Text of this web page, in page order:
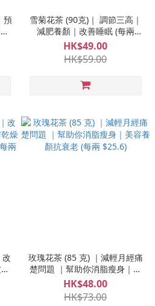
預
雪菊花茶 (90克)｜ 調節三高｜
減肥養顏｜改善睡眠 (每兩
$20.5)
HK$49.00
HK$59.00
玫瑰花茶 (85 克) ｜減輕月經痛
楚問題 ｜幫助你消脂瘦身｜美
容養顏抗衰老 (每兩 $25.6)
HK$48.00
HK$73.00